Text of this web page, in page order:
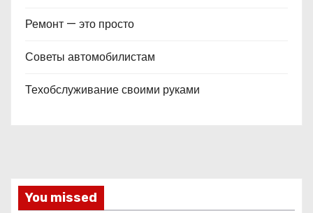
Ремонт — это просто
Советы автомобилистам
Техобслуживание своими руками
You missed